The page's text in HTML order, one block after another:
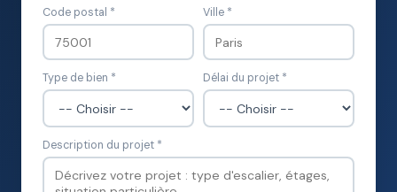
Code postal * Ville *
Type de bien * Délai du projet *
Description du projet *